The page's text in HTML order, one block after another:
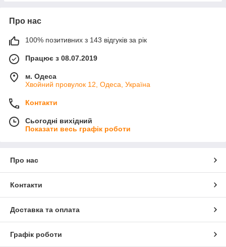
Про нас
100% позитивних з 143 відгуків за рік
Працює з 08.07.2019
м. Одеса
Хвойний провулок 12, Одеса, Україна
Контакти
Сьогодні вихідний
Показати весь графік роботи
Про нас
Контакти
Доставка та оплата
Графік роботи